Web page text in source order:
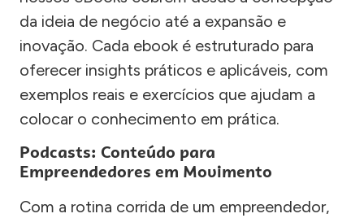
da ideia de negócio até a expansão e
inovação. Cada ebook é estruturado para
oferecer insights práticos e aplicáveis, com
exemplos reais e exercícios que ajudam a
colocar o conhecimento em prática.
Podcasts: Conteúdo para
Empreendedores em Movimento
Com a rotina corrida de um empreendedor,